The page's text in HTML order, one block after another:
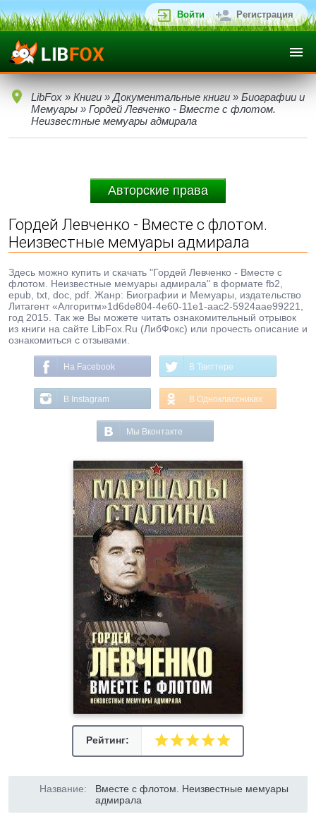
Войти Регистрация
LibFox » Книги » Документальные книги » Биографии и
Мемуары » Гордей Левченко - Вместе с флотом.
Неизвестные мемуары адмирала
Авторские права
Гордей Левченко - Вместе с флотом.
Неизвестные мемуары адмирала
Здесь можно купить и скачать "Гордей Левченко - Вместе с
флотом. Неизвестные мемуары адмирала" в формате fb2,
epub, txt, doc, pdf. Жанр: Биографии и Мемуары, издательство
Литагент «Алгоритм»1d6de804-4e60-11e1-aac2-5924aae99221,
год 2015. Так же Вы можете читать ознакомительный отрывок
из книги на сайте LibFox.Ru (ЛибФокс) или прочесть описание и
ознакомиться с отзывами.
На Facebook В Твиттере
В Instagram В Одноклассниках
Мы Вконтакте
Рейтинг:
Название:
Вместе с флотом. Неизвестные мемуары
адмирала